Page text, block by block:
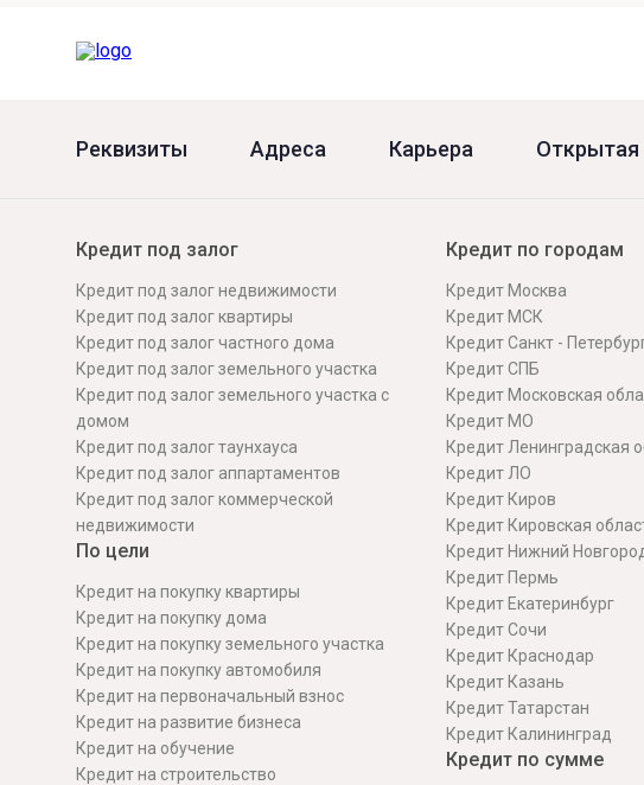
Реквизиты Адреса Карьера
Кредит под залог
Кредит под залог недвижимости
Кредит под залог квартиры
Кредит под залог частного дома
Кредит под залог земельного участка
Кредит под залог земельного участка с
домом
Кредит под залог таунхауса
Кредит под залог аппартаментов
Кредит под залог коммерческой
недвижимости
По цели
Кредит на покупку квартиры
Кредит на покупку дома
Кредит на покупку земельного участка
Кредит на покупку автомобиля
Кредит на первоначальный взнос
Кредит на развитие бизнеса
Кредит на обучение
Кредит на строительcтво
Кредит по городам
Кредит Москва
Кредит МСК
Кредит Санкт -
Кредит СПБ
Кредит Московская
Кредит МО
Кредит Ленинградская
Кредит ЛО
Кредит Киров
Кредит Кировская
Кредит Нижний
Кредит Пермь
Кредит Екатеринбург
Кредит Сочи
Кредит Краснодар
Кредит Казань
Кредит Татарстан
Кредит Калининград
Кредит по сумме